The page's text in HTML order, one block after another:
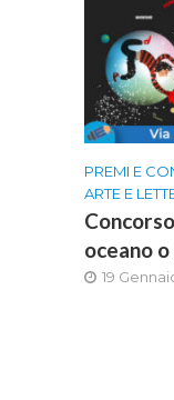
PREMI E
ARTE E
oceano
19